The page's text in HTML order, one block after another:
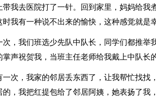
带我去医院打了一针。回到家里，妈妈给
时我有一种说不出来的愉快，这种感觉就是幸
次，我们班选少先队中队长，同学们都推举
掌声祝贺我，当班主任老师给我戴上中队长
一次，我家的邻居丢东西了，让我帮忙找找
的，我把红提包给了邻居阿姨，她表扬了我